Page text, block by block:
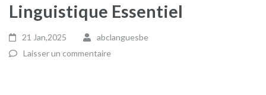
Linguistique Essentiel
21 Jan,2025
abclanguesbe
Laisser un commentaire